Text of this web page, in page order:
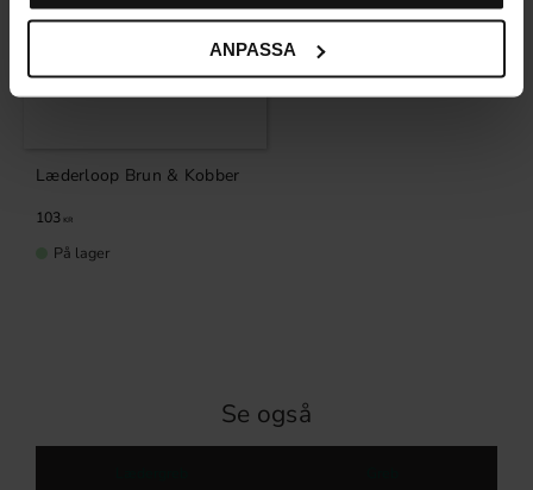
ANPASSA
Læderloop Brun & Kobber
103 KR
På lager
Se også